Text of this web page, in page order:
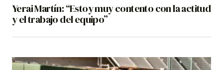
Yerai Martín: “Estoy muy contento con la actitud
y el trabajo del equipo”